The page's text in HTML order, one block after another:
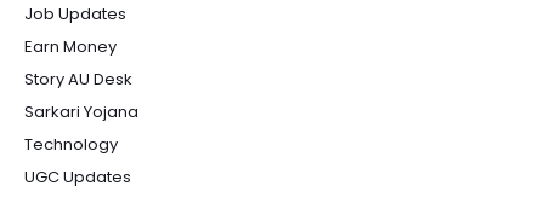
Job Updates
Earn Money
Story AU Desk
Sarkari Yojana
Technology
UGC Updates